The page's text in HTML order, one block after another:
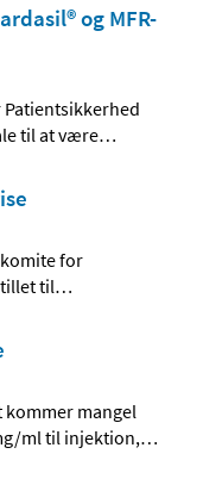
og MFR-
til at være…
for
til…
mangel
ml til injektion,…